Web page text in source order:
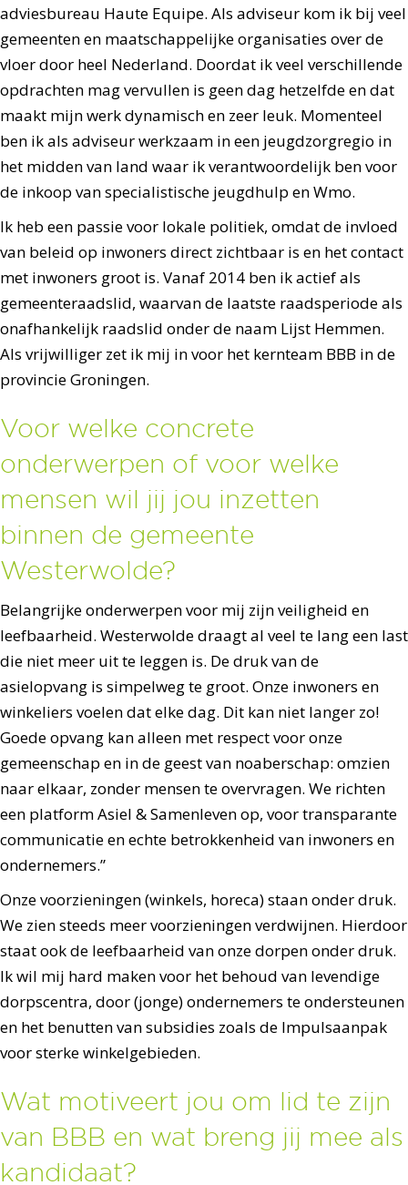
adviesbureau Haute Equipe. Als adviseur kom ik bij veel
gemeenten en maatschappelijke organisaties over de
vloer door heel Nederland. Doordat ik veel verschillende
opdrachten mag vervullen is geen dag hetzelfde en dat
maakt mijn werk dynamisch en zeer leuk. Momenteel
ben ik als adviseur werkzaam in een jeugdzorgregio in
het midden van land waar ik verantwoordelijk ben voor
de inkoop van specialistische jeugdhulp en Wmo.
Ik heb een passie voor lokale politiek, omdat de invloed
van beleid op inwoners direct zichtbaar is en het contact
met inwoners groot is. Vanaf 2014 ben ik actief als
gemeenteraadslid, waarvan de laatste raadsperiode als
onafhankelijk raadslid onder de naam Lijst Hemmen.
Als vrijwilliger zet ik mij in voor het kernteam BBB in de
provincie Groningen.
Voor welke concrete
onderwerpen of voor welke
mensen wil jij jou inzetten
binnen de gemeente
Westerwolde?
Belangrijke onderwerpen voor mij zijn veiligheid en
leefbaarheid. Westerwolde draagt al veel te lang een last
die niet meer uit te leggen is. De druk van de
asielopvang is simpelweg te groot. Onze inwoners en
winkeliers voelen dat elke dag. Dit kan niet langer zo!
Goede opvang kan alleen met respect voor onze
gemeenschap en in de geest van noaberschap: omzien
naar elkaar, zonder mensen te overvragen. We richten
een platform Asiel & Samenleven op, voor transparante
communicatie en echte betrokkenheid van inwoners en
ondernemers.”
Onze voorzieningen (winkels, horeca) staan onder druk.
We zien steeds meer voorzieningen verdwijnen. Hierdoor
staat ook de leefbaarheid van onze dorpen onder druk.
Ik wil mij hard maken voor het behoud van levendige
dorpscentra, door (jonge) ondernemers te ondersteunen
en het benutten van subsidies zoals de Impulsaanpak
voor sterke winkelgebieden.
Wat motiveert jou om lid te zijn
van BBB en wat breng jij mee als
kandidaat?